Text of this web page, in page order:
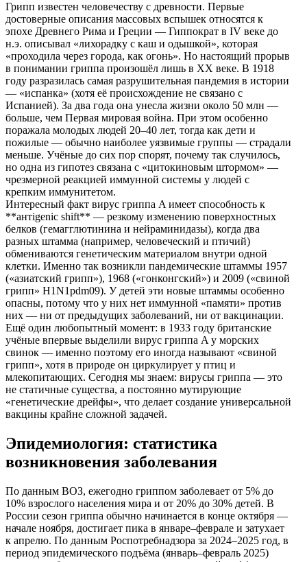
Грипп известен человечеству с древности. Первые
достоверные описания массовых вспышек относятся к
эпохе Древнего Рима и Греции — Гиппократ в IV веке до
н.э. описывал «лихорадку с каш и одышкой», которая
«проходила через города, как огонь». Но настоящий прорыв
в понимании гриппа произошёл лишь в XX веке. В 1918
году разразилась самая разрушительная пандемия в истории
— «испанка» (хотя её происхождение не связано с
Испанией). За два года она унесла жизни около 50 млн —
больше, чем Первая мировая война. При этом особенно
поражала молодых людей 20–40 лет, тогда как дети и
пожилые — обычно наиболее уязвимые группы — страдали
меньше. Учёные до сих пор спорят, почему так случилось,
но одна из гипотез связана с «цитокиновым штормом» —
чрезмерной реакцией иммунной системы у людей с
крепким иммунитетом.
Интересный факт вирус гриппа A имеет способность к
**антigenic shift** — резкому изменению поверхностных
белков (гемагглютинина и нейраминидазы), когда два
разных штамма (например, человеческий и птичий)
обмениваются генетическим материалом внутри одной
клетки. Именно так возникли пандемические штаммы 1957
(«азиатский грипп»), 1968 («гонконгский») и 2009 («свиной
грипп» H1N1pdm09). У детей эти новые штаммы особенно
опасны, потому что у них нет иммунной «памяти» против
них — ни от предыдущих заболеваний, ни от вакцинации.
Ещё один любопытный момент: в 1933 году британские
учёные впервые выделили вирус гриппа A у морских
свинок — именно поэтому его иногда называют «свиной
грипп», хотя в природе он циркулирует у птиц и
млекопитающих. Сегодня мы знаем: вирусы гриппа — это
не статичные существа, а постоянно мутирующие
«генетические дрейфы», что делает создание универсальной
вакцины крайне сложной задачей.
Эпидемиология: статистика
возникновения заболевания
По данным ВОЗ, ежегодно гриппом заболевает от 5% до
10% взрослого населения мира и от 20% до 30% детей. В
России сезон гриппа обычно начинается в конце октября —
начале ноября, достигает пика в январе–феврале и затухает
к апрелю. По данным Роспотребнадзора за 2024–2025 год, в
период эпидемического подъёма (январь–февраль 2025)